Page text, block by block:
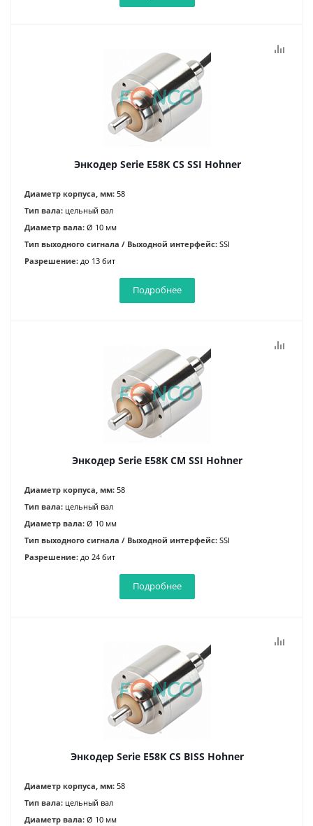
Энкодер Serie E58K CS SSI Hohner
Диаметр корпуса, мм: 58
Тип вала: цельный вал
Диаметр вала: Ø 10 мм
Тип выходного сигнала / Выходной интерфейс: SSI
Разрешение: до 13 бит
Подробнее
Энкодер Serie E58K CM SSI Hohner
Диаметр корпуса, мм: 58
Тип вала: цельный вал
Диаметр вала: Ø 10 мм
Тип выходного сигнала / Выходной интерфейс: SSI
Разрешение: до 24 бит
Подробнее
Энкодер Serie E58K CS BISS Hohner
Диаметр корпуса, мм: 58
Тип вала: цельный вал
Диаметр вала: Ø 10 мм